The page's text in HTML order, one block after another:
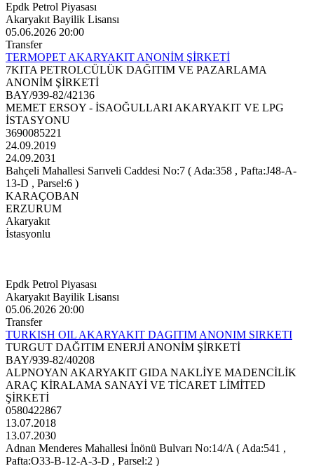
Epdk Petrol Piyasası
Akaryakıt Bayilik Lisansı
05.06.2026 20:00
Transfer
TERMOPET AKARYAKIT ANONİM ŞİRKETİ
7KITA PETROLCÜLÜK DAĞITIM VE PAZARLAMA
ANONİM ŞİRKETİ
BAY/939-82/42136
MEMET ERSOY - İSAOĞULLARI AKARYAKIT VE LPG
İSTASYONU
3690085221
24.09.2019
24.09.2031
Bahçeli Mahallesi Sarıveli Caddesi No:7 ( Ada:358 , Pafta:J48-A-
13-D , Parsel:6 )
KARAÇOBAN
ERZURUM
Akaryakıt
İstasyonlu
Epdk Petrol Piyasası
Akaryakıt Bayilik Lisansı
05.06.2026 20:00
Transfer
TURKISH OIL AKARYAKIT DAGITIM ANONIM SIRKETI
TURGUT DAĞITIM ENERJİ ANONİM ŞİRKETİ
BAY/939-82/40208
ALPNOYAN AKARYAKIT GIDA NAKLİYE MADENCİLİK
ARAÇ KİRALAMA SANAYİ VE TİCARET LİMİTED
ŞİRKETİ
0580422867
13.07.2018
13.07.2030
Adnan Menderes Mahallesi İnönü Bulvarı No:14/A ( Ada:541 ,
Pafta:O33-B-12-A-3-D , Parsel:2 )